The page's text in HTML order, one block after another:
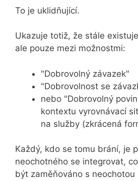
To je uklidňující.
Ukazuje totiž, že stále
ale pouze mezi možnostmi:
"Dobrovolný závazek"
"Dobrovolnost se
nebo "Dobrovolný
kontextu vyrovnávací
na služby (zkrácená
Každý, kdo se tomu brání, je
neochotného se integrovat,
být zaměňováno s